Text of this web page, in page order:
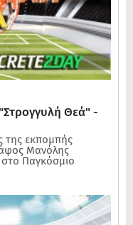
Θεά" -
της εκπομπής
Μανόλης
Παγκόσμιο